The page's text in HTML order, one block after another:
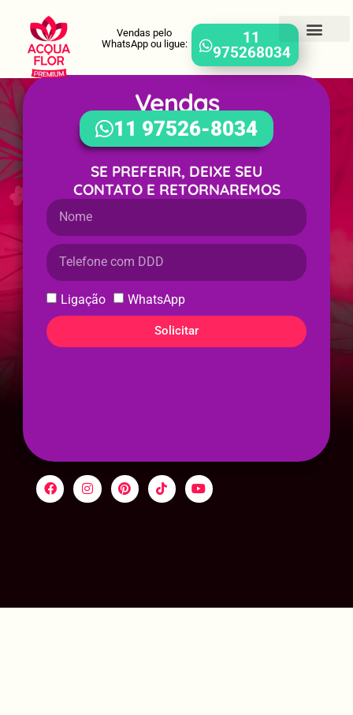
Vendas pelo
WhatsApp ou ligue:
11
975268034
Vendas
WhatsApp
11 97526-8034
SE PREFERIR, DEIXE SEU
CONTATO E RETORNAREMOS
Ligação WhatsApp
Solicitar